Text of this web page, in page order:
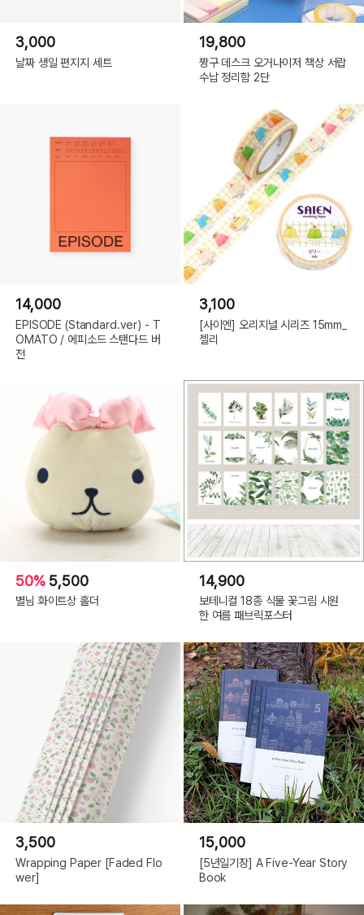
3,000
날짜 생일 편지지 세트
19,800
짱구 데스크 오거나이저 책상 서랍
수납 정리함 2단
14,000
EPISODE (Standard.ver) - T
OMATO / 에피소드 스탠다드 버
전
3,100
[사이엔] 오리지널 시리즈 15mm_
젤리
50% 5,500
별님 화이트상 홀더
14,900
보테니컬 18종 식물 꽃그림 시원
한 여름 패브릭포스터
3,500
Wrapping Paper [Faded Flo
wer]
15,000
[5년일기장] A Five-Year Story
Book